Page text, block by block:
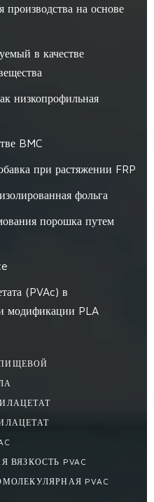
на основе
в качестве
низкопрофильная
BMC
при растяжении FRP
фольга
порошка путем
(PVAc) в
модификации PLA
ВЯЗКОСТЬ PVAC
PVAC